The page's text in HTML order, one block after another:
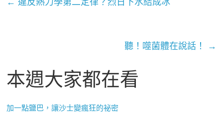
← 違反熱力學第二定律？烈日下水結成冰
聽！噬菌體在說話！ →
本週大家都在看
加一點鹽巴，讓沙士變瘋狂的祕密